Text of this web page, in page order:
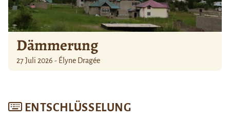
Dämmerung
27 Juli 2026 - Élyne Dragée
ENTSCHLÜSSELUNG